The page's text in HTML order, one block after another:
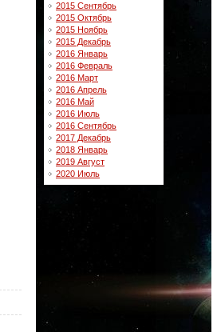
2015 Сентябрь
2015 Октябрь
2015 Ноябрь
2015 Декабрь
2016 Январь
2016 Февраль
2016 Март
2016 Апрель
2016 Май
2016 Июль
2016 Сентябрь
2017 Декабрь
2018 Январь
2019 Август
2020 Июль